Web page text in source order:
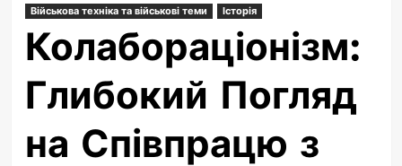
Військова техніка та військові теми Історія
Колабораціонізм:
Глибокий Погляд
на Співпрацю з